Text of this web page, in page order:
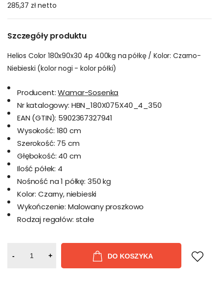
285,37 złnetto
Szczegóły produktu
Helios Color 180x90x30 4p 400kg na półkę / Kolor: Czarno-
Niebieski (kolor nogi - kolor półki)
Producent: Wamar-Sosenka
Nr katalogowy: HBN_180X075X40_4_350
EAN (GTIN): 5902367327941
Wysokość: 180 cm
Szerokość: 75 cm
Głębokość: 40 cm
Ilość półek: 4
Nośność na 1 półkę: 350 kg
Kolor: Czarny, niebieski
Wykończenie: Malowany proszkowo
Rodzaj regałów: stałe
- + DO KOSZYKA